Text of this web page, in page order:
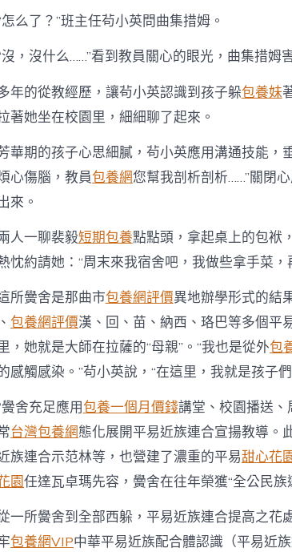
綻
放
躲〉
怎么了？”班主任茍小英問曲集措姆。
沒，沒什么……”看到教員關心的眼光，曲集措姆
年的從教經歷，讓茍小英認識到孩子躲包養妹
著她坐在校園里，細細聊了起來。
華期的孩子心思細膩，茍小英應用溝通技能，
心傷腦，教員包養網您幫我剖析剖析……”關閉
來。
人一聊裴毅短期包養點點頭，拿起桌上的包袱
忱約請她：“周末來我宿舍吧，我做些拿手菜
所黌舍是那曲市包養網評價異地辦學形式的結
包養網評價漢、回、苗、納西、珞巴等多個平
，她就是大師在拉薩的“母親”。“我也是從外包
感觸感染。”茍小英說，“在這里，我就是孩子
黌舍充足應用包養一個月價錢講堂、校園播送
台灣包養網態化展開平易近族連合宣揚教導。
族連合示范林等，也營建了濃重的平易甜心花
園任達瓦卓瑪先容，黌舍在往年榮獲“全公民族
一所黌舍到全部西躲，平易近族連合提高之花
包養網VIP中華平易近族配合體認識（平易近